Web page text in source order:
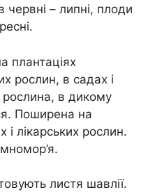
червні – липні, плоди
плантаціях
рослин, в садах і
рослина, в дикому
Поширена на
і лікарських рослин.
листя шавлії.